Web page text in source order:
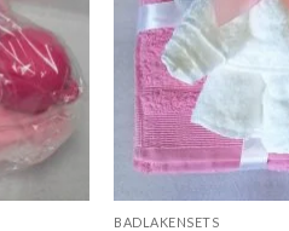
BADLAKENSETS